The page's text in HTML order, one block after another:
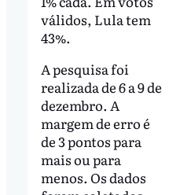
válidos, Lula tem
43%.
A pesquisa foi
realizada de 6 a 9 de
dezembro. A
margem de erro é
de 3 pontos para
mais ou para
menos. Os dados